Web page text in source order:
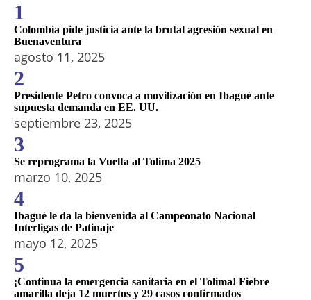
1
Colombia pide justicia ante la brutal agresión sexual en
Buenaventura
agosto 11, 2025
2
Presidente Petro convoca a movilización en Ibagué ante
supuesta demanda en EE. UU.
septiembre 23, 2025
3
Se reprograma la Vuelta al Tolima 2025
marzo 10, 2025
4
Ibagué le da la bienvenida al Campeonato Nacional
Interligas de Patinaje
mayo 12, 2025
5
¡Continua la emergencia sanitaria en el Tolima! Fiebre
amarilla deja 12 muertos y 29 casos confirmados